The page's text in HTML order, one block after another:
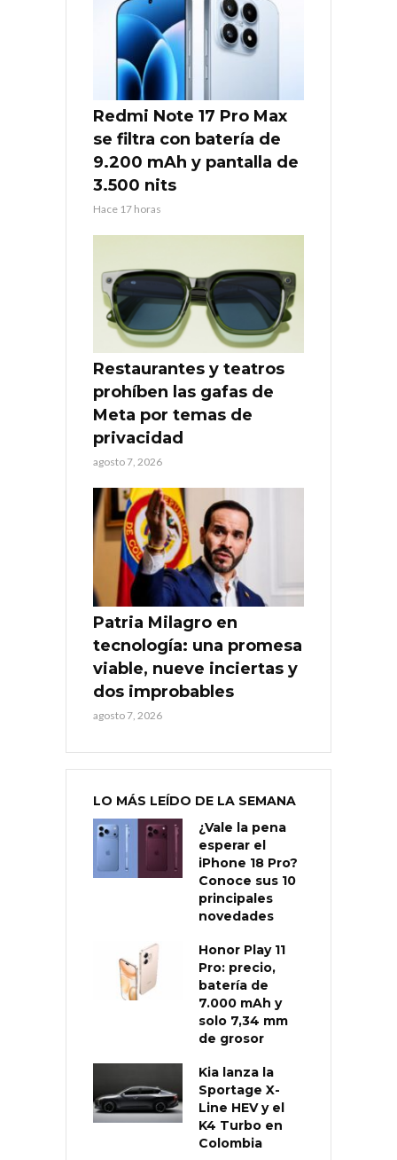
Redmi Note 17 Pro Max
se filtra con batería de
9.200 mAh y pantalla de
3.500 nits
Hace 17 horas
Restaurantes y teatros
prohíben las gafas de
Meta por temas de
privacidad
agosto 7, 2026
Patria Milagro en
tecnología: una promesa
viable, nueve inciertas y
dos improbables
agosto 7, 2026
LO MÁS LEÍDO DE LA SEMANA
¿Vale la pena
esperar el
iPhone 18 Pro?
Conoce sus 10
principales
novedades
Honor Play 11
Pro: precio,
batería de
7.000 mAh y
solo 7,34 mm
de grosor
Kia lanza la
Sportage X-
Line HEV y el
K4 Turbo en
Colombia